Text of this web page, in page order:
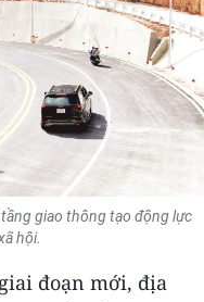
giao thông tạo động lực
hội.
đoạn mới, địa